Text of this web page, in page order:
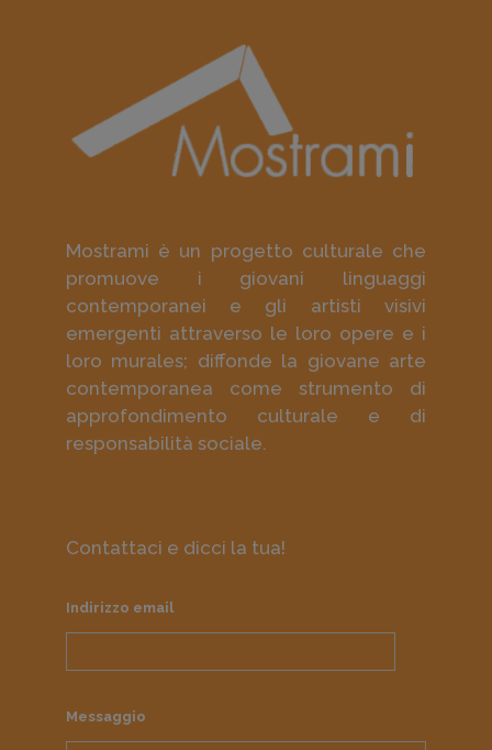
Mostrami è un progetto culturale che
promuove i giovani linguaggi
contemporanei e gli artisti visivi
emergenti attraverso le loro opere e i
loro murales; diffonde la giovane arte
contemporanea come strumento di
approfondimento culturale e di
responsabilità sociale.
Contattaci e dicci la tua!
Indirizzo email
Messaggio